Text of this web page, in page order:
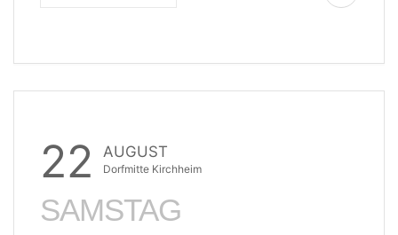
22 AUGUST
Dorfmitte Kirchheim
SAMSTAG